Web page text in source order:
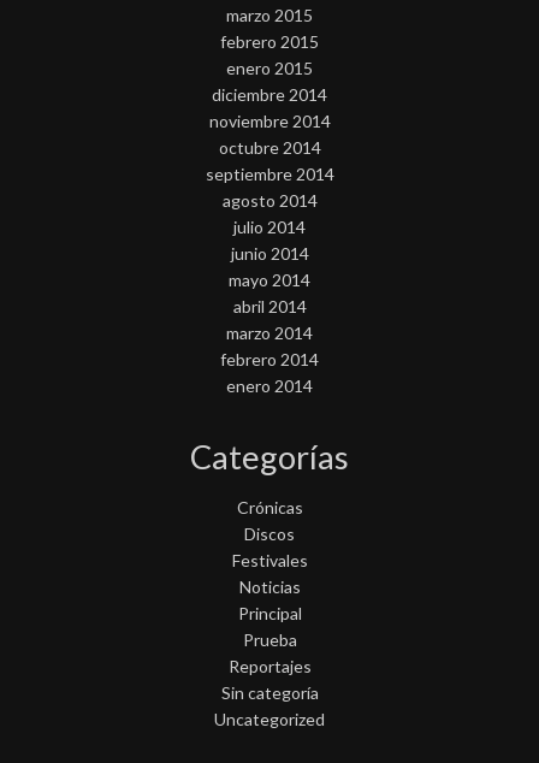
marzo 2015
febrero 2015
enero 2015
diciembre 2014
noviembre 2014
octubre 2014
septiembre 2014
agosto 2014
julio 2014
junio 2014
mayo 2014
abril 2014
marzo 2014
febrero 2014
enero 2014
Categorías
Crónicas
Discos
Festivales
Noticias
Principal
Prueba
Reportajes
Sin categoría
Uncategorized